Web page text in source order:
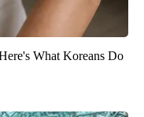
What Koreans Do